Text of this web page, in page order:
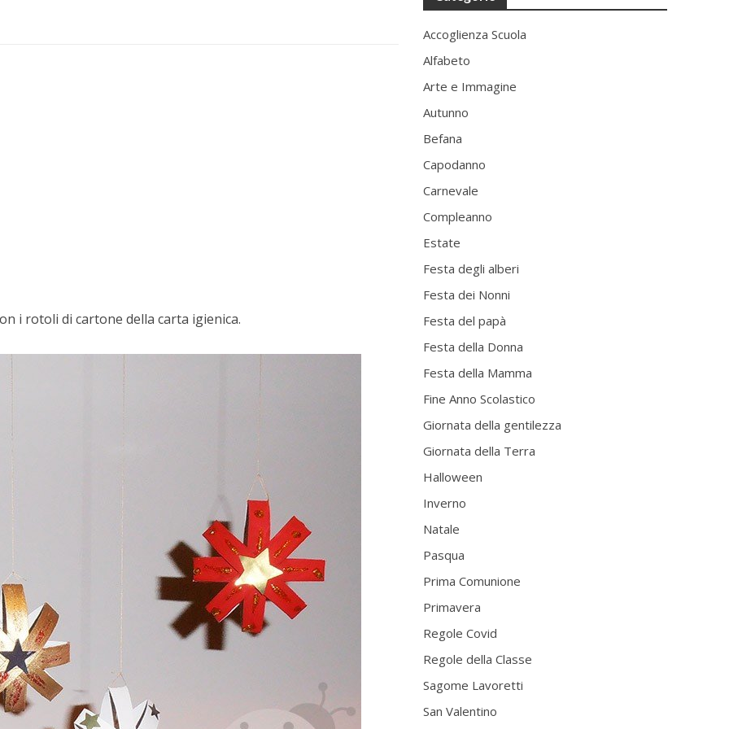
i rotoli di cartone della carta igienica.
Accoglienza Scuola
Alfabeto
Arte e Immagine
Autunno
Befana
Capodanno
Carnevale
Compleanno
Estate
Festa degli alberi
Festa dei Nonni
Festa del papà
Festa della Donna
Festa della Mamma
Fine Anno Scolastico
Giornata della gentilezza
Giornata della Terra
Halloween
Inverno
Natale
Pasqua
Prima Comunione
Primavera
Regole Covid
Regole della Classe
Sagome Lavoretti
San Valentino